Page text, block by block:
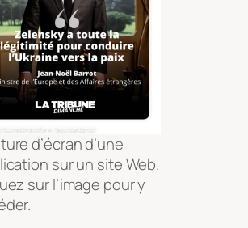
d’écran d’une
sur un site Web.
sur l’image pour y